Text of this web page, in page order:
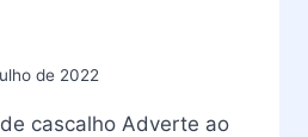
de 2022
cascalho Adverte ao